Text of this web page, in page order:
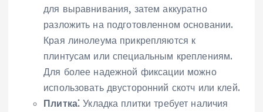
для выравнивания, затем аккуратно
разложить на подготовленном основании.
Края линолеума прикрепляются к
плинтусам или специальным креплениям.
Для более надежной фиксации можно
использовать двусторонний скотч или клей.
Плитка⁚ Укладка плитки требует наличия